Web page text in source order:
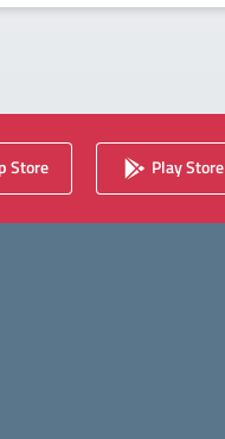
Store Play Store